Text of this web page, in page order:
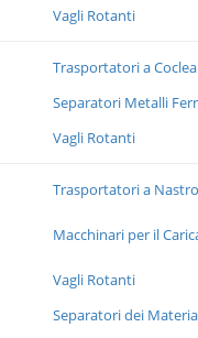
Vagli Rotanti
Trasportatori a Coclea
Separatori Metalli
Vagli Rotanti
Trasportatori a
Macchinari per il
Vagli Rotanti
Separatori dei